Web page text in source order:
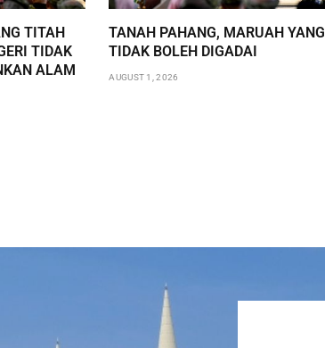
TITAH
TIDAK
ALAM
TANAH PAHANG, MARUAH YANG
TIDAK BOLEH DIGADAI
AUGUST 1, 2026